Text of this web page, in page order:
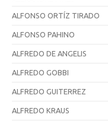
ALFONSO ORTÍZ TIRADO
ALFONSO PAHINO
ALFREDO DE ANGELIS
ALFREDO GOBBI
ALFREDO GUITERREZ
ALFREDO KRAUS